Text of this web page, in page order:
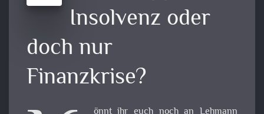
Insolvenz oder
doch nur
Finanzkrise?